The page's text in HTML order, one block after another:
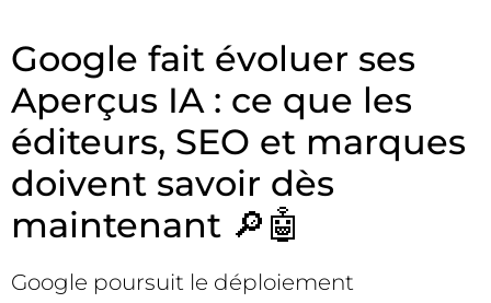
Google fait évoluer ses
Aperçus IA : ce que les
éditeurs, SEO et marques
doivent savoir dès
maintenant 🔎🤖
Google poursuit le déploiement